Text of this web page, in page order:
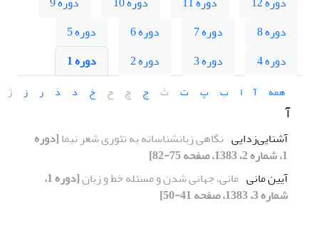
دوره 8
دوره 7 دوره 6
دوره 5
دوره 4
دوره 3 دوره 2 دوره 1
همه آ ا ب پ ت ث ج چ ح خ د ذ ر ز ژ
آ
آشنایی‌زدایی نگاهی زبانشناسانه به تئوری شعر نیما[دوره
1، شماره 2، 1383، صفحه 75-82]
آیین مانی مانی، جهانی شدن و مسئله خط و زبان
[دوره 1،
شماره 3، 1383، صفحه 41-50]